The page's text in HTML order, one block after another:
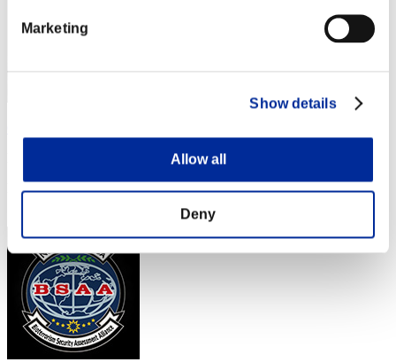
Marketing
Show details
Allow all
Deny
Posición